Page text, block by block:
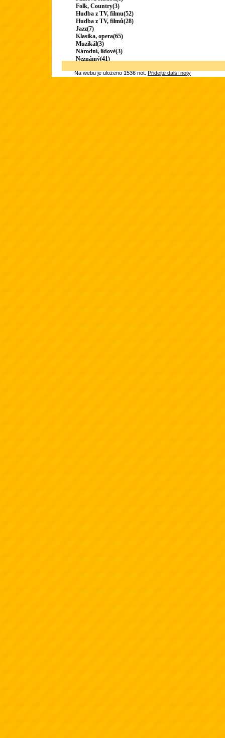
Folk, Country(3)
Hudba z TV, filmu(52)
Hudba z TV, filmů(28)
Jazz(7)
Klasika, opera(65)
Muzikál(3)
Národní, lidové(3)
Neznámý(41)
Na webu je uloženo 1536 not.Přidejte další noty